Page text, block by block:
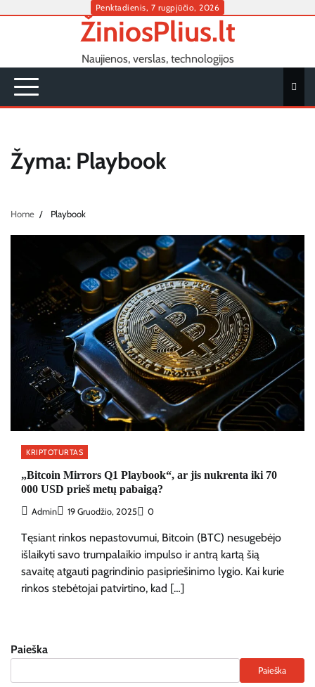
Penktadienis, 7 rugpjūčio, 2026
ŽiniosPlius.lt
Naujienos, verslas, technologijos
Žyma: Playbook
Home Playbook
KRIPTOTURTAS
„Bitcoin Mirrors Q1 Playbook“, ar jis nukrenta iki 70
000 USD prieš metų pabaigą?
Admin 19 Gruodžio, 2025 0
Tęsiant rinkos nepastovumui, Bitcoin (BTC) nesugebėjo
išlaikyti savo trumpalaikio impulso ir antrą kartą šią
savaitę atgauti pagrindinio pasipriešinimo lygio. Kai kurie
rinkos stebėtojai patvirtino, kad […]
Paieška
Paieška